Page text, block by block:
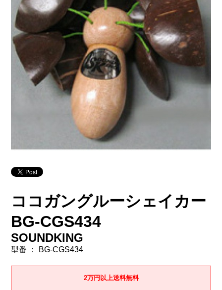
ココガングルーシェイカー
BG-CGS434
SOUNDKING
型番 ： BG-CGS434
2万円以上送料無料